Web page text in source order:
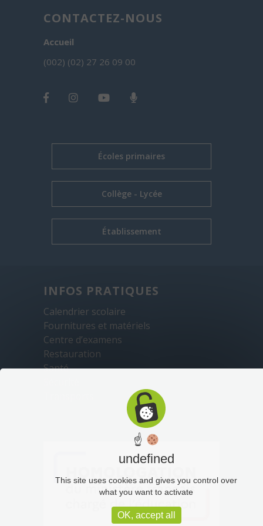
CONTACTEZ-NOUS
Accueil
(002) (02) 27 26 09 00
Écoles primaires
Collège - Lycée
Établissement
INFOS PRATIQUES
Calendrier scolaire
Fournitures et matériels
Centre d’examens
Restauration
Santé
☝
undefined
This site uses cookies and gives you control over
what you want to activate
OK, accept all